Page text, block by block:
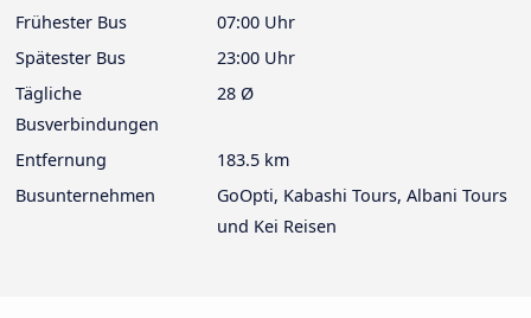
Frühester Bus
07:00 Uhr
Spätester Bus
23:00 Uhr
Tägliche
Busverbindungen
28 Ø
Entfernung
183.5 km
Busunternehmen
GoOpti, Kabashi Tours, Albani Tours
und Kei Reisen